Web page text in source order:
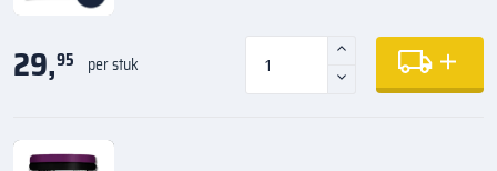
29,95 per stuk